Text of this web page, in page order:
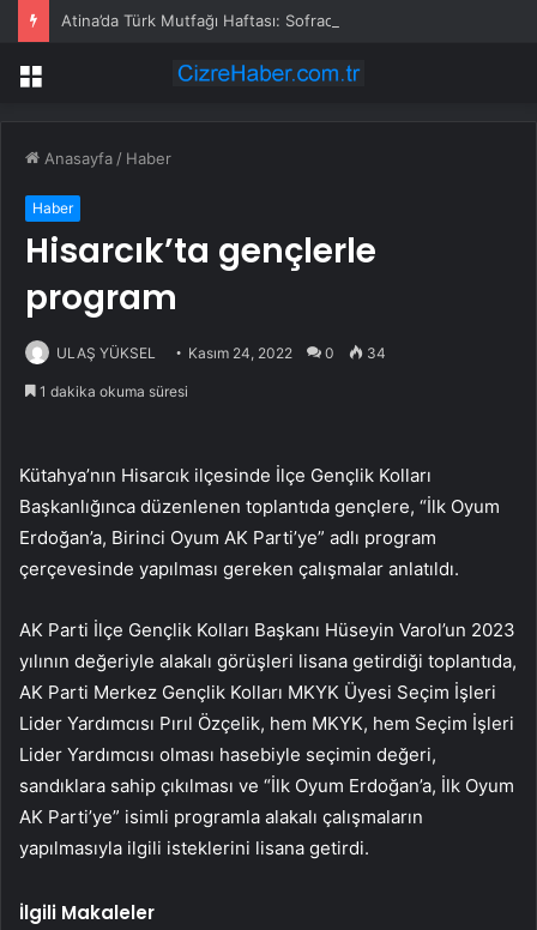
Atina’da Türk Mutfağı Haftası: Sofrada Miras
Menü
Anasayfa / Haber
Haber
Hisarcık’ta gençlerle
program
ULAŞ YÜKSEL Kasım 24, 2022 0 34
1 dakika okuma süresi
Kütahya’nın Hisarcık ilçesinde İlçe Gençlik Kolları
Başkanlığınca düzenlenen toplantıda gençlere, “İlk Oyum
Erdoğan’a, Birinci Oyum AK Parti’ye” adlı program
çerçevesinde yapılması gereken çalışmalar anlatıldı.
AK Parti İlçe Gençlik Kolları Başkanı Hüseyin Varol’un 2023
yılının değeriyle alakalı görüşleri lisana getirdiği toplantıda,
AK Parti Merkez Gençlik Kolları MKYK Üyesi Seçim İşleri
Lider Yardımcısı Pırıl Özçelik, hem MKYK, hem Seçim İşleri
Lider Yardımcısı olması hasebiyle seçimin değeri,
sandıklara sahip çıkılması ve “İlk Oyum Erdoğan’a, İlk Oyum
AK Parti’ye” isimli programla alakalı çalışmaların
yapılmasıyla ilgili isteklerini lisana getirdi.
İlgili Makaleler